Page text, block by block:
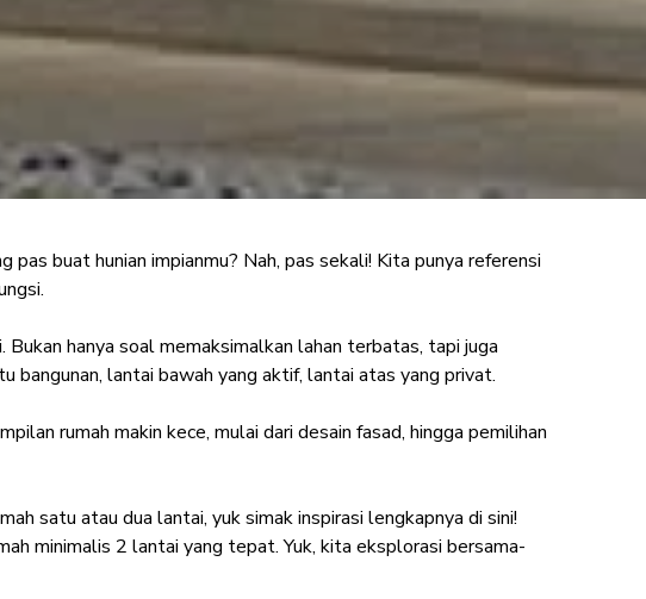
dengan Teras
pas buat hunian impianmu? Nah, pas sekali! Kita punya referensi
hanya soal memaksimalkan lahan terbatas, tapi juga
bangunan, lantai bawah yang aktif, lantai atas yang privat.
rumah makin kece, mulai dari desain fasad, hingga pemilihan
satu atau dua lantai, yuk simak inspirasi lengkapnya di sini!
minimalis 2 lantai yang tepat. Yuk, kita eksplorasi bersama-